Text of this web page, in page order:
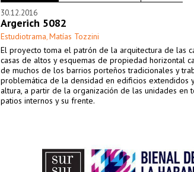
30.12.2016
Argerich 5082
Estudiotrama, Matías Tozzini
El proyecto toma el patrón de la arquitectura de las
casas de altos y esquemas de propiedad horizontal
de muchos de los barrios porteños tradicionales y
problemática de la densidad en edificios extendidos
altura, a partir de la organización de las unidades en
patios internos y su frente.